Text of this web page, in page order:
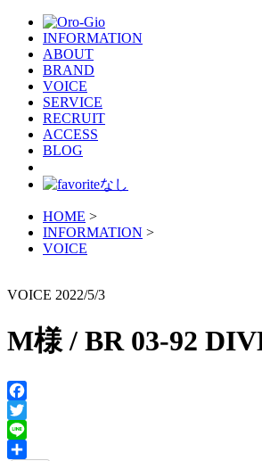
INFORMATION
ABOUT
BRAND
VOICE
SERVICE
RECRUIT
ACCESS
BLOG
HOME >
INFORMATION >
VOICE
VOICE 2022/5/3
M様 / BR 03-92
Facebook
Twitter
Line